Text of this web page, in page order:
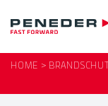
HOME